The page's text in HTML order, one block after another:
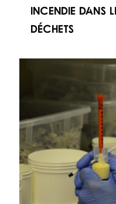
incendie dans
déchets